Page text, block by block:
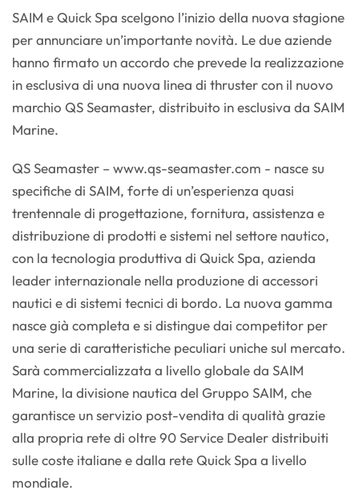
SAIM e Quick Spa scelgono l’inizio della nuova stagione
per annunciare un’importante novità. Le due aziende
hanno firmato un accordo che prevede la realizzazione
in esclusiva di una nuova linea di thruster con il nuovo
marchio QS Seamaster, distribuito in esclusiva da SAIM
Marine.
QS Seamaster – www.qs-seamaster.com - nasce su
specifiche di SAIM, forte di un’esperienza quasi
trentennale di progettazione, fornitura, assistenza e
distribuzione di prodotti e sistemi nel settore nautico,
con la tecnologia produttiva di Quick Spa, azienda
leader internazionale nella produzione di accessori
nautici e di sistemi tecnici di bordo. La nuova gamma
nasce già completa e si distingue dai competitor per
una serie di caratteristiche peculiari uniche sul mercato.
Sarà commercializzata a livello globale da SAIM
Marine, la divisione nautica del Gruppo SAIM, che
garantisce un servizio post-vendita di qualità grazie
alla propria rete di oltre 90 Service Dealer distribuiti
sulle coste italiane e dalla rete Quick Spa a livello
mondiale.